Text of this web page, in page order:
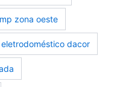
zona oeste
dacor